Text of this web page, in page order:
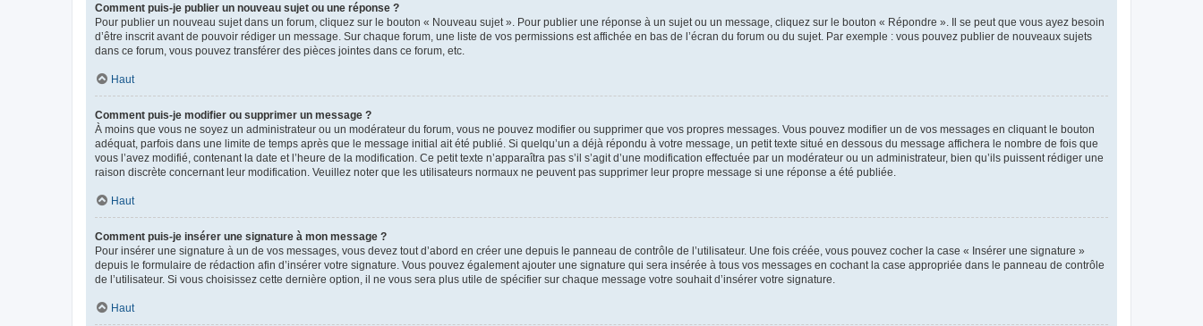
Comment puis-je publier un nouveau sujet ou une réponse ?
Pour publier un nouveau sujet dans un forum, cliquez sur le bouton « Nouveau sujet ». Pour publier une réponse à un sujet ou un message, cliquez sur le bouton « Répondre ». Il se peut que vous ayez besoin
d’être inscrit avant de pouvoir rédiger un message. Sur chaque forum, une liste de vos permissions est affichée en bas de l’écran du forum ou du sujet. Par exemple : vous pouvez publier de nouveaux sujets
dans ce forum, vous pouvez transférer des pièces jointes dans ce forum, etc.
Haut
Comment puis-je modifier ou supprimer un message ?
À moins que vous ne soyez un administrateur ou un modérateur du forum, vous ne pouvez modifier ou supprimer que vos propres messages. Vous pouvez modifier un de vos messages en cliquant le bouton
adéquat, parfois dans une limite de temps après que le message initial ait été publié. Si quelqu’un a déjà répondu à votre message, un petit texte situé en dessous du message affichera le nombre de fois que
vous l’avez modifié, contenant la date et l’heure de la modification. Ce petit texte n’apparaîtra pas s’il s’agit d’une modification effectuée par un modérateur ou un administrateur, bien qu’ils puissent rédiger une
raison discrète concernant leur modification. Veuillez noter que les utilisateurs normaux ne peuvent pas supprimer leur propre message si une réponse a été publiée.
Haut
Comment puis-je insérer une signature à mon message ?
Pour insérer une signature à un de vos messages, vous devez tout d’abord en créer une depuis le panneau de contrôle de l’utilisateur. Une fois créée, vous pouvez cocher la case « Insérer une signature »
depuis le formulaire de rédaction afin d’insérer votre signature. Vous pouvez également ajouter une signature qui sera insérée à tous vos messages en cochant la case appropriée dans le panneau de contrôle
de l’utilisateur. Si vous choisissez cette dernière option, il ne vous sera plus utile de spécifier sur chaque message votre souhait d’insérer votre signature.
Haut